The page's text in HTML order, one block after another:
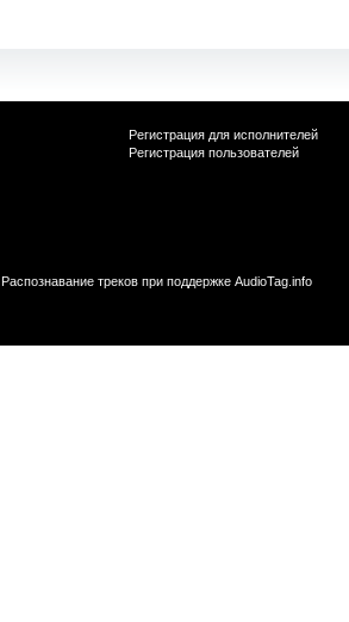
Регистрация для исполнителей
Регистрация пользователей
Распознавание треков при поддержке AudioTag.info